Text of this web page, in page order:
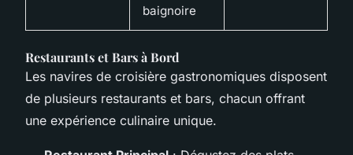
baignoire
Restaurants et Bars à Bord
Les navires de croisière gastronomiques disposent
de plusieurs restaurants et bars, chacun offrant
une expérience culinaire unique.